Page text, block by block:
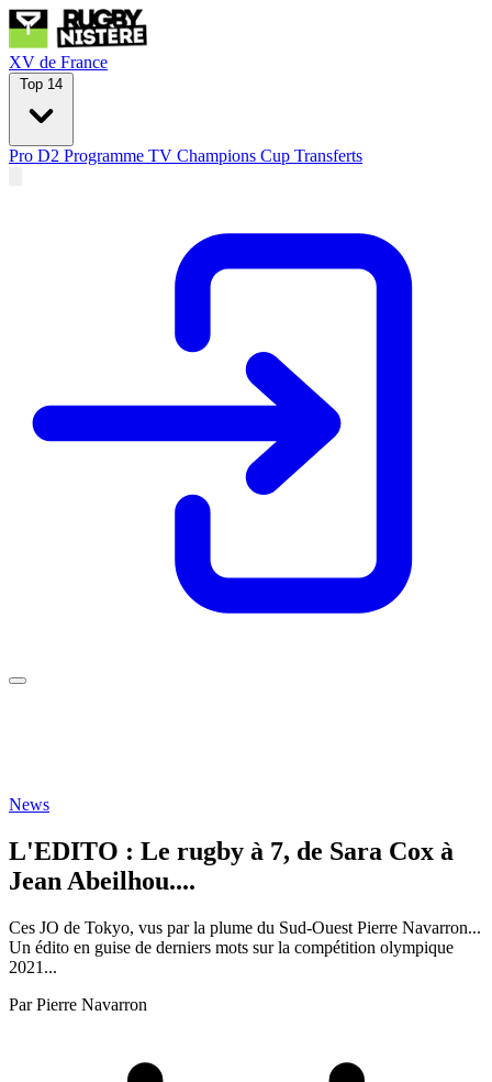
XV de France
Top 14
Pro D2 Programme TV Champions Cup Transferts
News
L'EDITO : Le rugby à 7, de Sara Cox à
Jean Abeilhou....
Ces JO de Tokyo, vus par la plume du Sud-Ouest Pierre Navarron...
Un édito en guise de derniers mots sur la compétition olympique
2021...
Par Pierre Navarron